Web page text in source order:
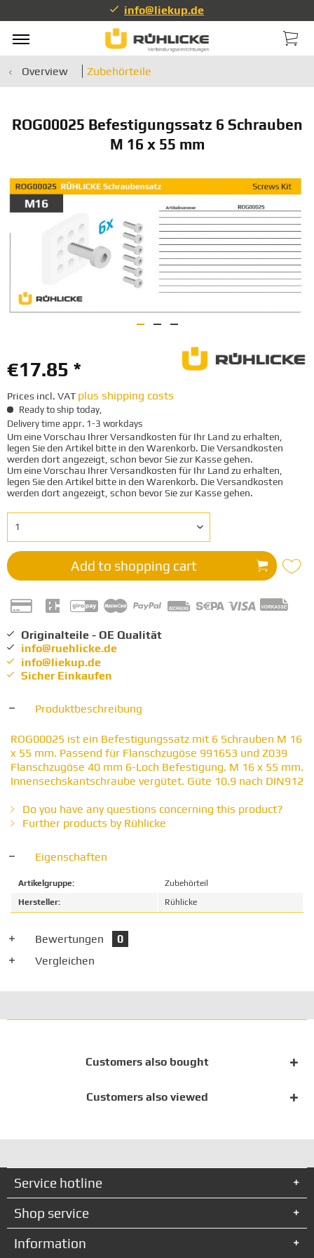
info@liekup.de
Overview Zubehörteile
ROG00025 Befestigungssatz 6 Schrauben
M 16 x 55 mm
€17.85 *
Prices incl. VAT plus shipping costs
Ready to ship today,
Delivery time appr. 1-3 workdays
Um eine Vorschau Ihrer Versandkosten für Ihr Land zu erhalten,
legen Sie den Artikel bitte in den Warenkorb. Die Versandkosten
werden dort angezeigt, schon bevor Sie zur Kasse gehen.
Um eine Vorschau Ihrer Versandkosten für Ihr Land zu erhalten,
legen Sie den Artikel bitte in den Warenkorb. Die Versandkosten
werden dort angezeigt, schon bevor Sie zur Kasse gehen.
Add to shopping cart
Originalteile - OE Qualität
info@ruehlicke.de
info@liekup.de
Sicher Einkaufen
Produktbeschreibung
ROG00025 ist ein Befestigungssatz mit 6 Schrauben M 16
x 55 mm. Passend für Flanschzugöse 991653 und Z039
Flanschzugöse 40 mm 6-Loch Befestigung. M 16 x 55 mm.
Innensechskantschraube vergütet. Güte 10.9 nach DIN912
Do you have any questions concerning this product?
Further products by Rühlicke
Eigenschaften
Artikelgruppe:
Zubehörteil
Hersteller:
Rühlicke
Bewertungen
0
Vergleichen
Customers also bought
Customers also viewed
Service hotline
Shop service
Information